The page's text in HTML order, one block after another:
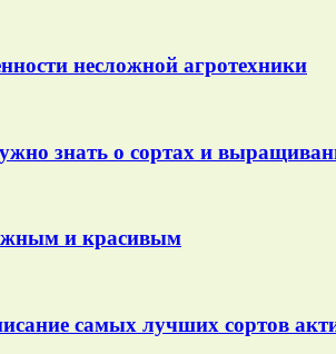
несложной агротехники
знать о сортах и
и красивым
самых лучших сортов